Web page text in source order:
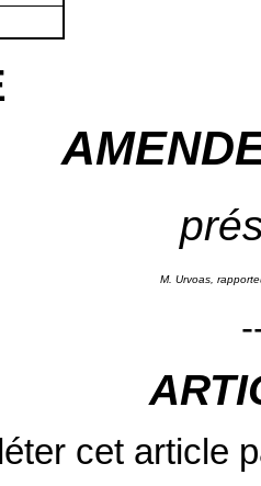
M. Urvoas,
cet article